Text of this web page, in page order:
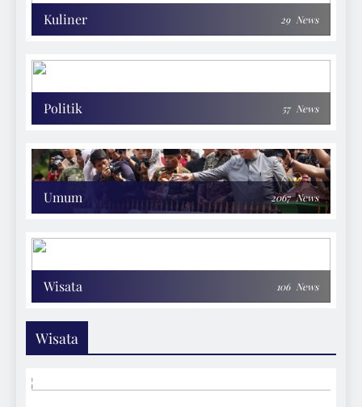
Kuliner 29 News
Politik 57 News
Umum 2067 News
Wisata 106 News
Wisata